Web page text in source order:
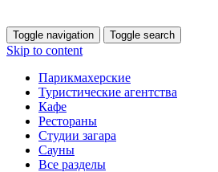
Toggle navigation Toggle search
Skip to content
Парикмахерские
Туристические агентства
Кафе
Рестораны
Студии загара
Сауны
Все разделы